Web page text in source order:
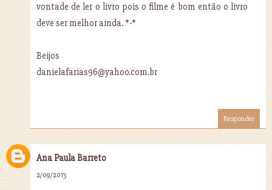
vontade de ler o livro pois o filme é bom então o livro
deve ser melhor ainda. *-*
Beijos
danielafarias96@yahoo.com.br
Responder
Ana Paula Barreto
2/09/2013